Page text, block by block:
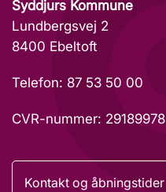
Syddjurs Kommune
Lundbergsvej 2
8400 Ebeltoft
Telefon: 87 53 50 00
CVR-nummer: 29189978
Kontakt og åbningstider